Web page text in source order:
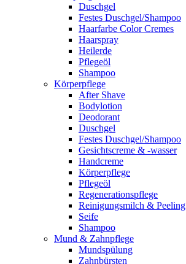
Duschgel
Festes Duschgel/Shampoo
Haarfarbe Color Cremes
Haarspray
Heilerde
Pflegeöl
Shampoo
Körperpflege
After Shave
Bodylotion
Deodorant
Duschgel
Festes Duschgel/Shampoo
Gesichtscreme & -wasser
Handcreme
Körperpflege
Pflegeöl
Regenerationspflege
Reinigungsmilch & Peeling
Seife
Shampoo
Mund & Zahnpflege
Mundspülung
Zahnbürsten